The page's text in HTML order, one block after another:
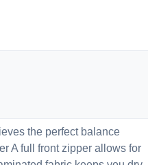
the perfect balance
A full front zipper allows for